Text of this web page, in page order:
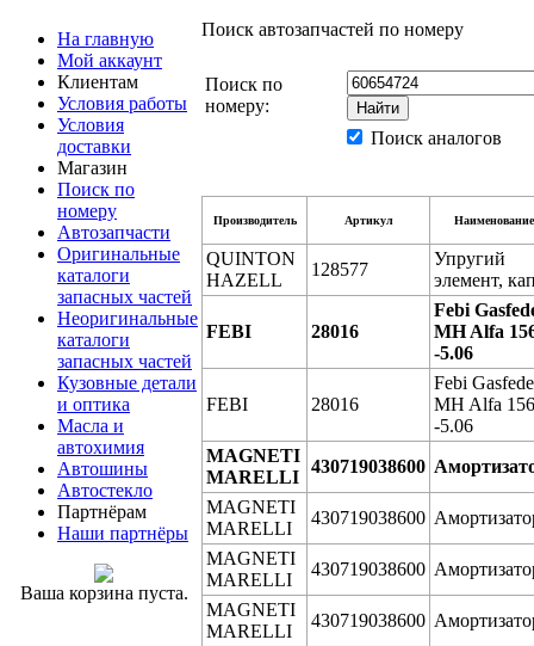
На главную
Мой аккаунт
Клиентам
Условия работы
Условия
доставки
Магазин
Поиск по
номеру
Автозапчасти
Оригинальные
каталоги
запасных частей
Неоригинальные
каталоги
запасных частей
Кузовные детали
и оптика
Масла и
автохимия
Автошины
Автостекло
Партнёрам
Наши партнёры
Ваша корзина пуста.
Поиск автозапчастей по номеру
Поиск по
номеру:
Поиск аналогов
Производитель Артикул Наименование
QUINTON
HAZELL
128577
Упругий
элемент,
FEBI 28016
Febi
MH Alfa
-5.06
FEBI 28016
Febi
MH Alfa 156
-5.06
MAGNETI
MARELLI
430719038600
MAGNETI
MARELLI
430719038600
MAGNETI
MARELLI
430719038600
MAGNETI
MARELLI
430719038600